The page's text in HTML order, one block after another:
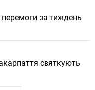
перемоги за тиждень
святкують